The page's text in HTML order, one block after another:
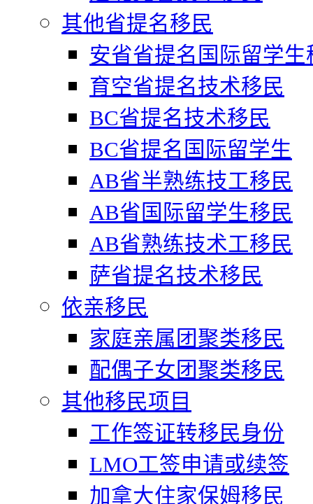
其他省提名移民
安省省提名国际留学
育空省提名技术移民
BC省提名技术移民
BC省提名国际留学生
AB省半熟练技工移民
AB省国际留学生移民
AB省熟练技术工移民
萨省提名技术移民
依亲移民
家庭亲属团聚类移民
配偶子女团聚类移民
其他移民项目
工作签证转移民身份
LMO工签申请或续签
加拿大住家保姆移民